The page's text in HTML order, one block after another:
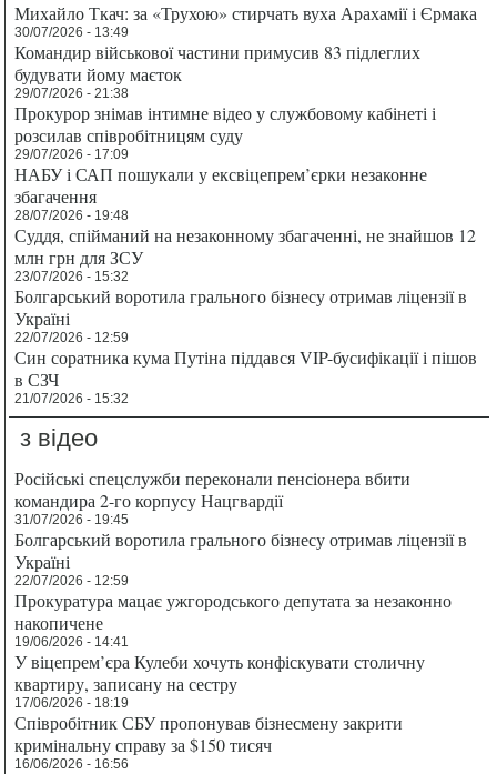
Михайло Ткач: за «Трухою» стирчать вуха Арахамії і Єрмака
30/07/2026 - 13:49
Командир військової частини примусив 83 підлеглих
будувати йому маєток
29/07/2026 - 21:38
Прокурор знімав інтимне відео у службовому кабінеті і
розсилав співробітницям суду
29/07/2026 - 17:09
НАБУ і САП пошукали у ексвіцепрем’єрки незаконне
збагачення
28/07/2026 - 19:48
Суддя, спійманий на незаконному збагаченні, не знайшов 12
млн грн для ЗСУ
23/07/2026 - 15:32
Болгарський воротила грального бізнесу отримав ліцензії в
Україні
22/07/2026 - 12:59
Син соратника кума Путіна піддався VIP-бусифікації і пішов
в СЗЧ
21/07/2026 - 15:32
з відео
Російські спецслужби переконали пенсіонера вбити
командира 2-го корпусу Нацгвардії
31/07/2026 - 19:45
Болгарський воротила грального бізнесу отримав ліцензії в
Україні
22/07/2026 - 12:59
Прокуратура мацає ужгородського депутата за незаконно
накопичене
19/06/2026 - 14:41
У віцепрем’єра Кулеби хочуть конфіскувати столичну
квартиру, записану на сестру
17/06/2026 - 18:19
Співробітник СБУ пропонував бізнесмену закрити
кримінальну справу за $150 тисяч
16/06/2026 - 16:56